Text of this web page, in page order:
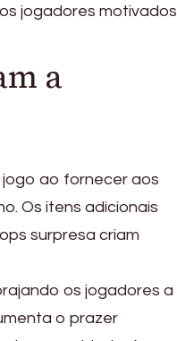
jogadores motivados
a
ao fornecer aos
Os itens adicionais
surpresa criam
os jogadores a
o prazer